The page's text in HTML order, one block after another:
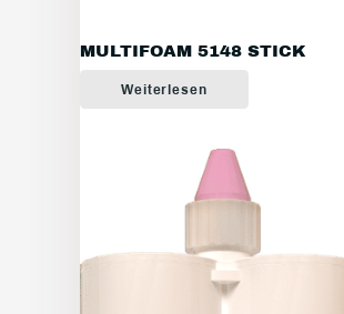
MULTIFOAM 5148 STICK
Weiterlesen